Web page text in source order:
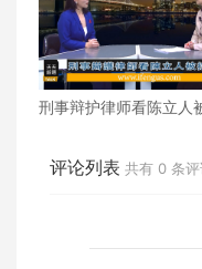
刑事辩护律师看陈立人
评论列表 共有 0 条评